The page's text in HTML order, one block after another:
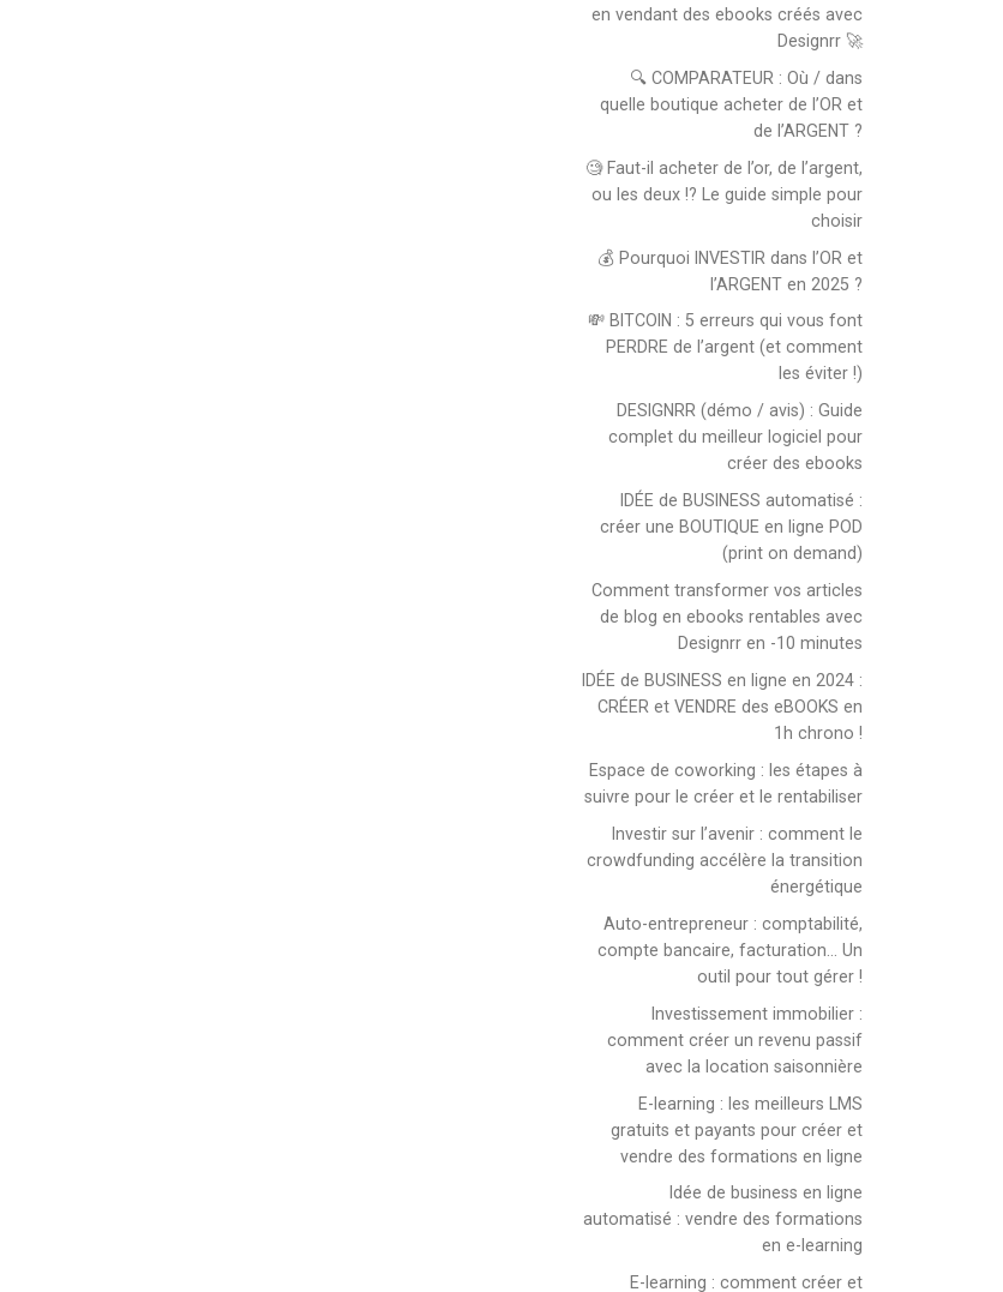
en vendant des ebooks créés avec
Designrr 🚀
🔍 COMPARATEUR : Où / dans
quelle boutique acheter de l’OR et
de l’ARGENT ?
🧐 Faut-il acheter de l’or, de l’argent,
ou les deux !? Le guide simple pour
choisir
💰 Pourquoi INVESTIR dans l’OR et
l’ARGENT en 2025 ?
💸 BITCOIN : 5 erreurs qui vous font
PERDRE de l’argent (et comment
les éviter !)
DESIGNRR (démo / avis) : Guide
complet du meilleur logiciel pour
créer des ebooks
IDÉE de BUSINESS automatisé :
créer une BOUTIQUE en ligne POD
(print on demand)
Comment transformer vos articles
de blog en ebooks rentables avec
Designrr en -10 minutes
IDÉE de BUSINESS en ligne en 2024 :
CRÉER et VENDRE des eBOOKS en
1h chrono !
Espace de coworking : les étapes à
suivre pour le créer et le rentabiliser
Investir sur l’avenir : comment le
crowdfunding accélère la transition
énergétique
Auto-entrepreneur : comptabilité,
compte bancaire, facturation… Un
outil pour tout gérer !
Investissement immobilier :
comment créer un revenu passif
avec la location saisonnière
E-learning : les meilleurs LMS
gratuits et payants pour créer et
vendre des formations en ligne
Idée de business en ligne
automatisé : vendre des formations
en e-learning
E-learning : comment créer et